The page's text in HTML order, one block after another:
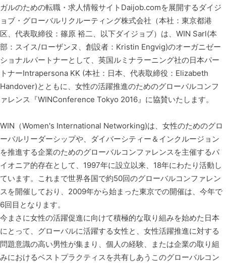
ガルのための転職・求人情報サイトDaijob.comを展開するダイジ
ョブ・グローバルリクルーティング株式会社（本社：東京都港
区、代表取締役：篠原 裕二、以下ダイジョブ）は、WIN Sarl(本
部：スイス/ローザンヌ、創設者：Kristin Engvig)のオーガニゼー
ショナルパートナーとして、英国ルミナラーニング社の日本パー
トナーIntrapersona KK (本社：日本、代表取締役：Elizabeth
Handover)とともに、女性の活躍推進のためのグローバルコンフ
ァレンス『WINConference Tokyo 2016』に協賛いたします。
WIN（Women's International Networking)は、女性のためのグロ
ーバルリーダーシップや、ダイバーシティー＆インクルージョン
を推進する企業のためのグローバルコンファレンスを主催するパ
イオニア的存在として、1997年に設立以来、18年にわたり活動し
ています。これまで世界各国で約50回のグローバルコンファレン
スを開催しており、2009年から始まった東京での開催は、今年で
6回目となります。
今まさに女性の活躍促進に向けて積極的な取り組みを始めた日本
にとって、グローバルに活躍する女性と、女性活躍推進に対する
問題意識の高い男性が集まり、個人の経験、または企業の取り組
みにおけるベストプラクティスを共有しあうこのグローバルコン